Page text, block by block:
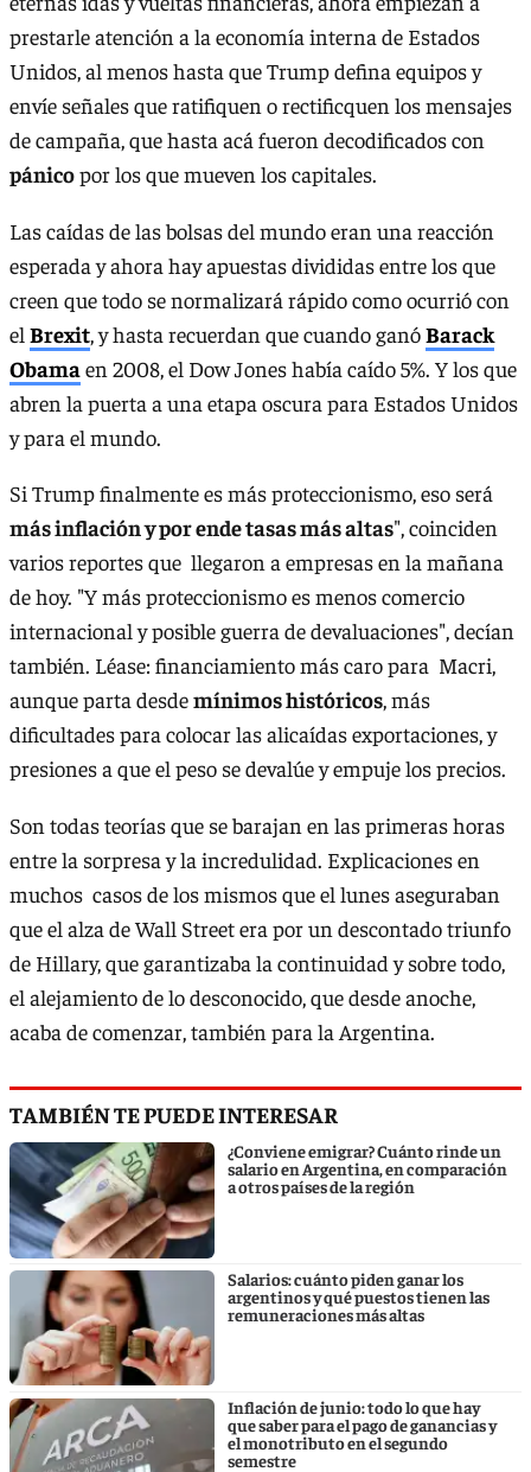
prestarle atención a la economía interna de Estados
Unidos, al menos hasta que Trump defina equipos y
envíe señales que ratifiquen o rectificquen los mensajes
de campaña, que hasta acá fueron decodificados con
pánicopor los que mueven los capitales.
Las caídas de las bolsas del mundo eran una reacción
esperada y ahora hay apuestas divididas entre los que
creen que todo se normalizará rápido como ocurrió con
el Brexit , y hasta recuerdan que cuando ganóBarack
Obama en 2008, el Dow Jones había caído 5%. Y los que
abren la puerta a una etapa oscura para Estados Unidos
y para el mundo.
Si Trump finalmente es más proteccionismo, eso será
más inflación y por ende tasas más altas", coinciden
varios reportes que llegaron a empresas en la mañana
de hoy. "Y más proteccionismo es menos comercio
internacional y posible guerra de devaluaciones", decían
también. Léase: financiamiento más caro para Macri,
aunque parta desdemínimos históricos, más
dificultades para colocar las alicaídas exportaciones, y
presiones a que el peso se devalúe y empuje los precios.
Son todas teorías que se barajan en las primeras horas
entre la sorpresa y la incredulidad. Explicaciones en
muchos casos de los mismos que el lunes aseguraban
que el alza de Wall Street era por un descontado triunfo
de Hillary, que garantizaba la continuidad y sobre todo,
el alejamiento de lo desconocido, que desde anoche,
acaba de comenzar, también para la Argentina.
TAMBIÉN TE PUEDE INTERESAR
¿Conviene emigrar? Cuánto rinde un
salario en Argentina, en comparación
a otros países de la región
Salarios: cuánto piden ganar los
argentinos y qué puestos tienen las
remuneraciones más altas
Inflación de junio: todo lo que hay
que saber para el pago de ganancias y
el monotributo en el segundo
semestre